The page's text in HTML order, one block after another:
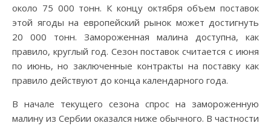
около 75 000 тонн. К концу октября объем поставок
этой ягоды на европейский рынок может достигнуть
20 000 тонн. Замороженная малина доступна, как
правило, круглый год. Сезон поставок считается с июня
по июнь, но заключенные контракты на поставку как
правило действуют до конца календарного года.
В начале текущего сезона спрос на замороженную
малину из Сербии оказался ниже обычного. В частности